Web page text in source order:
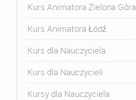
Kurs Animatora Zielona Góra
Kurs Animatora Łódź
Kurs dla Nauczyciela
Kurs dla Nauczycieli
Kursy dla Nauczyciela